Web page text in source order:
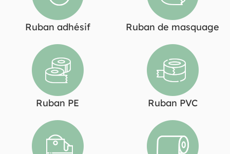
Ruban adhésif Ruban de masquage
Ruban PE Ruban PVC